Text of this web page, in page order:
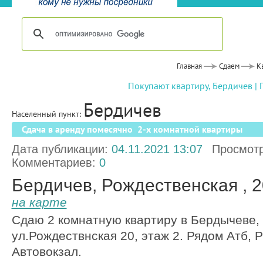
Главная Сдаем
Покупают квартиру, Бердичев|
Населенный пункт: Бердичев
Сдача в аренду помесячно 2-х комнатной квартиры
Дата публикации: 04.11.2021 13:07
Комментариев: 0
Бердичев, Рождественская ,
на карте
Сдаю 2 комнатную квартиру в Бердычеве,
ул.Рождествнская 20, этаж 2. Рядом Атб,
Автовокзал.